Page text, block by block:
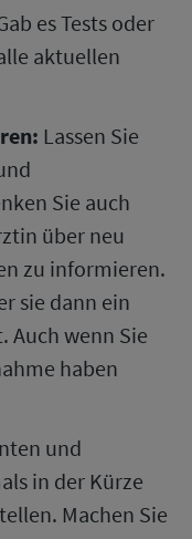
es Tests oder
aktuellen
Lassen Sie
Sie auch
über neu
zu informieren.
sie dann ein
Auch wenn Sie
haben
und
in der Kürze
Machen Sie